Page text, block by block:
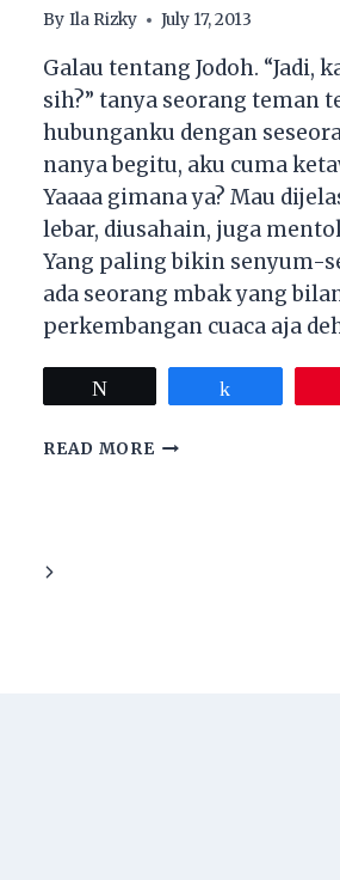
By Ila Rizky July 17, 2013
Galau tentang Jodoh. “Jadi,
sih?” tanya seorang teman
hubunganku dengan
nanya begitu, aku cuma
Yaaaa gimana ya? Mau
lebar, diusahain, juga
Yang paling bikin senyum-
ada seorang mbak yang
perkembangan cuaca aja
READ MOREGALAU
Next